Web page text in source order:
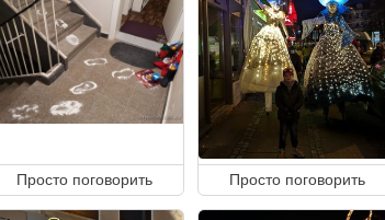
Просто поговорить Просто поговорить